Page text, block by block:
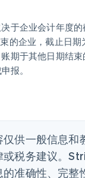
于企业会计年度
的企业，截止日期
期于其他日期结
报。
供一般信息和
或税务建议。
准确性、完整